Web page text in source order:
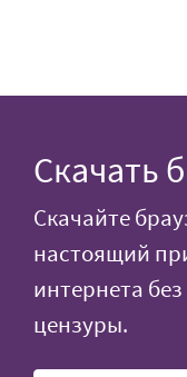
Скачать
Скачайте
настоящий
интернета
цензуры.